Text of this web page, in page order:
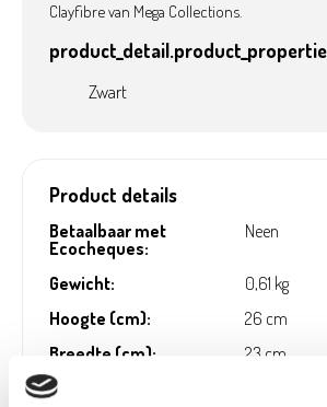
Clayfibre van Mega Collections.
Zwart
Product details
Betaalbaar met
Ecocheques:
Neen
Gewicht:
0,61 kg
Hoogte (cm):
26 cm
Breedte (cm):
23 cm
Lengte (cm):